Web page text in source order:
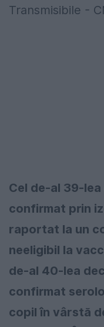
Transmisibile -
Cel de-al 39-
confirmat prin
raportat la un
neeligibil la
de-al 40-lea
confirmat
copil în vârstă